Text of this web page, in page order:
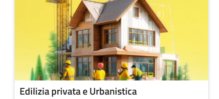
Edilizia privata e Urbanistica